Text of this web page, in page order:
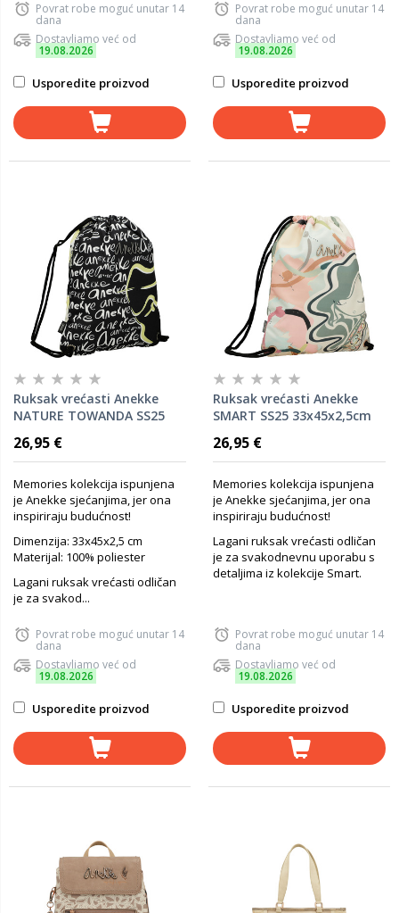
Povrat robe moguć unutar 14
dana
Dostavljamo već od
19.08.2026
Usporedite proizvod
Povrat robe moguć unutar 14
dana
Dostavljamo već od
19.08.2026
Usporedite proizvod
Ruksak vrećasti Anekke
NATURE TOWANDA SS25
26,95 €
Memories kolekcija ispunjena
je Anekke sjećanjima, jer ona
inspiriraju budućnost!
Dimenzija: 33x45x2,5 cm
Materijal: 100% poliester
Lagani ruksak vrećasti odličan
je za svakod...
Povrat robe moguć unutar 14
dana
Dostavljamo već od
19.08.2026
Usporedite proizvod
Ruksak vrećasti Anekke
SMART SS25 33x45x2,5cm
26,95 €
Memories kolekcija ispunjena
je Anekke sjećanjima, jer ona
inspiriraju budućnost!
Lagani ruksak vrećasti odličan
je za svakodnevnu uporabu s
detaljima iz kolekcije Smart.
Povrat robe moguć unutar 14
dana
Dostavljamo već od
19.08.2026
Usporedite proizvod